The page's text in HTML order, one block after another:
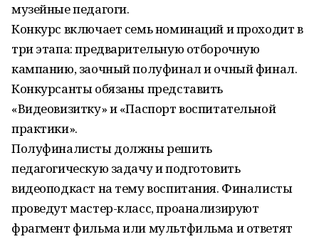
музейные педагоги.
Конкурс включает семь номинаций и проходит в
три этапа: предварительную отборочную
кампанию, заочный полуфинал и очный финал.
Конкурсанты обязаны представить
«Видеовизитку» и «Паспорт воспитательной
практики».
Полуфиналисты должны решить
педагогическую задачу и подготовить
видеоподкаст на тему воспитания. Финалисты
проведут мастер-класс, проанализируют
фрагмент фильма или мультфильма и ответят